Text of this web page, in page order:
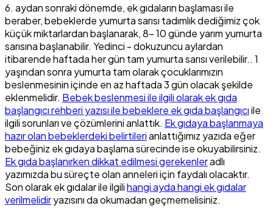
6. aydan sonraki dönemde, ek gıdaların başlaması ile
beraber, bebeklerde yumurta sarısı tadımlık dediğimiz çok
küçük miktarlardan başlanarak, 8- 10 günde yarım yumurta
sarısına başlanabilir. Yedinci - dokuzuncu aylardan
itibarende haftada her gün tam yumurta sarısı verilebilir.. 1
yaşından sonra yumurta tam olarak çocuklarımızın
beslenmesinin içinde en az haftada 3 gün olacak şekilde
eklenmelidir. Bebek beslenmesi ile ilgili olarak ek gıda
başlangıcı rehberi yazısı ile bebeklere ek gıda başlangıcıile
ilgili sorunları ve çözümlerini anlattık. Ek gıdaya başlanmaya
hazır olan bebeklerdeki belirtilerianlattığımız yazıda eğer
bebeğiniz ek gıdaya başlama sürecinde ise okuyabilirsiniz.
Ek gıda başlanırken dikkat edilmesi gerekenleradlı
yazımızda bu süreçte olan anneleri için faydalı olacaktır.
Son olarak ek gıdalar ile ilgilihangi ayda hangi ek gıdalar
verilmelidiryazısını da okumadan geçmemelisiniz.